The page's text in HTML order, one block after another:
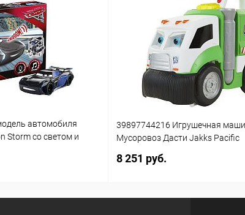
автомобиля
Storm со светом и
39897744216 Игрушечная
Мусоровоз Дасти Jakks Pacific
8 251 руб.